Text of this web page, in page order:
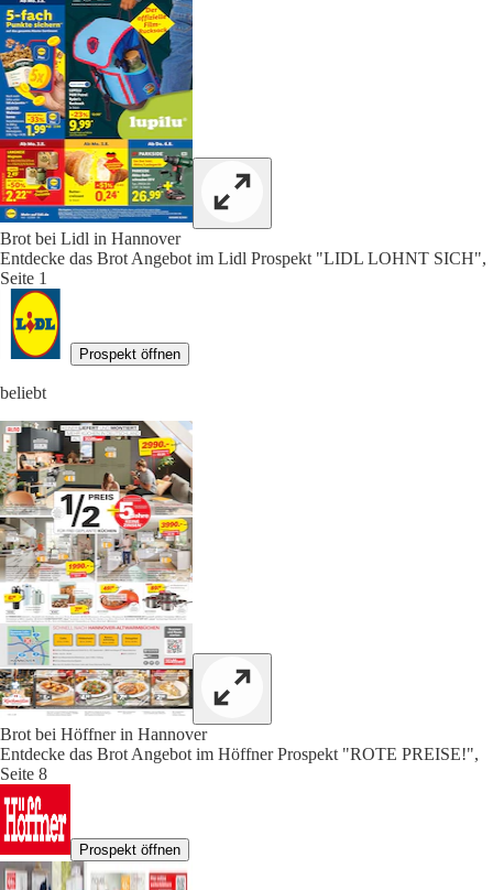
Brot bei Lidl in Hannover
Entdecke das Brot Angebot im Lidl Prospekt "LIDL LOHNT SICH",
Seite 1
Prospekt öffnen
beliebt
Brot bei Höffner in Hannover
Entdecke das Brot Angebot im Höffner Prospekt "ROTE PREISE!",
Seite 8
Prospekt öffnen